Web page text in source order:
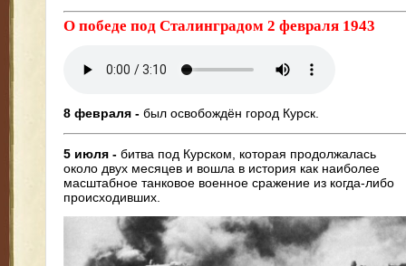
О победе под Сталинградом 2 февраля 1943
8 февраля - был освобождён город Курск.
5 июля - битва под Курском, которая продолжалась
около двух месяцев и вошла в история как наиболее
масштабное танковое военное сражение из когда-либо
происходивших.